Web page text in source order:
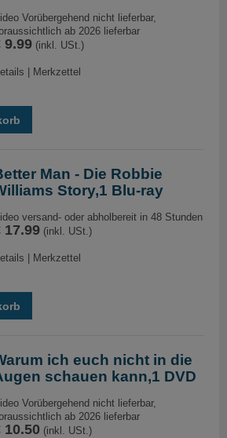
Vorübergehend nicht lieferbar,
ab 2026 lieferbar
9.99 (inkl. USt.)
| Merkzettel
Man - Die Robbie
Story,1 Blu-ray
versand- oder abholbereit in 48 Stunden
17.99 (inkl. USt.)
| Merkzettel
ich euch nicht in die
schauen kann,1 DVD
Vorübergehend nicht lieferbar,
ab 2026 lieferbar
10.50 (inkl. USt.)